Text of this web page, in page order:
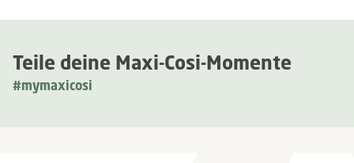
Teile deine Maxi-Cosi-Momente
#mymaxicosi